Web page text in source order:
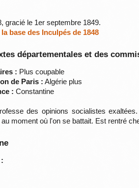
gracié le 1er septembre 1849.
base des Inculpés de 1848
départementales et des
: Plus coupable
de Paris : Algérie plus
: Constantine
des opinions socialistes
moment où l'on se battait. Est rentré